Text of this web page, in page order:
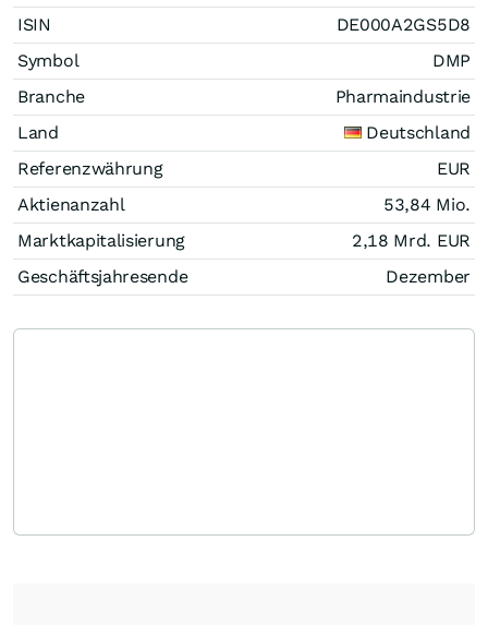
ISIN
DE000A2GS5D8
Symbol
DMP
Branche
Pharmaindustrie
Land
Deutschland
Referenzwährung
EUR
Aktienanzahl
53,84 Mio.
Marktkapitalisierung
2,18 Mrd. EUR
Geschäftsjahresende
Dezember